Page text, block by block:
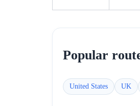
Popular
United States UK